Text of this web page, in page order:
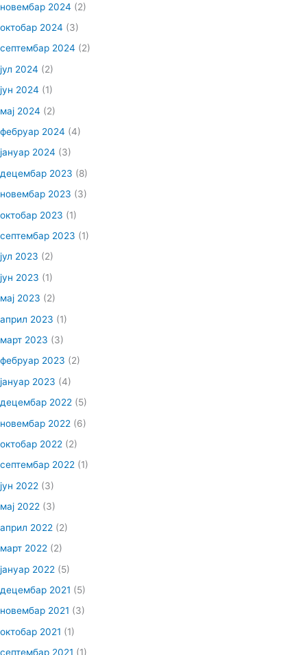
новембар 2024 (2)
октобар 2024 (3)
септембар 2024 (2)
јул 2024 (2)
јун 2024 (1)
мај 2024 (2)
фебруар 2024 (4)
јануар 2024 (3)
децембар 2023 (8)
новембар 2023 (3)
октобар 2023 (1)
септембар 2023 (1)
јул 2023 (2)
јун 2023 (1)
мај 2023 (2)
април 2023 (1)
март 2023 (3)
фебруар 2023 (2)
јануар 2023 (4)
децембар 2022 (5)
новембар 2022 (6)
октобар 2022 (2)
септембар 2022 (1)
јун 2022 (3)
мај 2022 (3)
април 2022 (2)
март 2022 (2)
јануар 2022 (5)
децембар 2021 (5)
новембар 2021 (3)
октобар 2021 (1)
септембар 2021 (1)